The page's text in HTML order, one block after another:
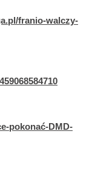
franio-walczy-
pokonać-DMD-